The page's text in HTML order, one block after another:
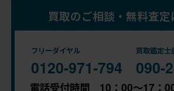
買取のご相談・無料査定
フリーダイヤル
0120-971-794
買取鑑定士
090-
電話受付時間 10：00～17：